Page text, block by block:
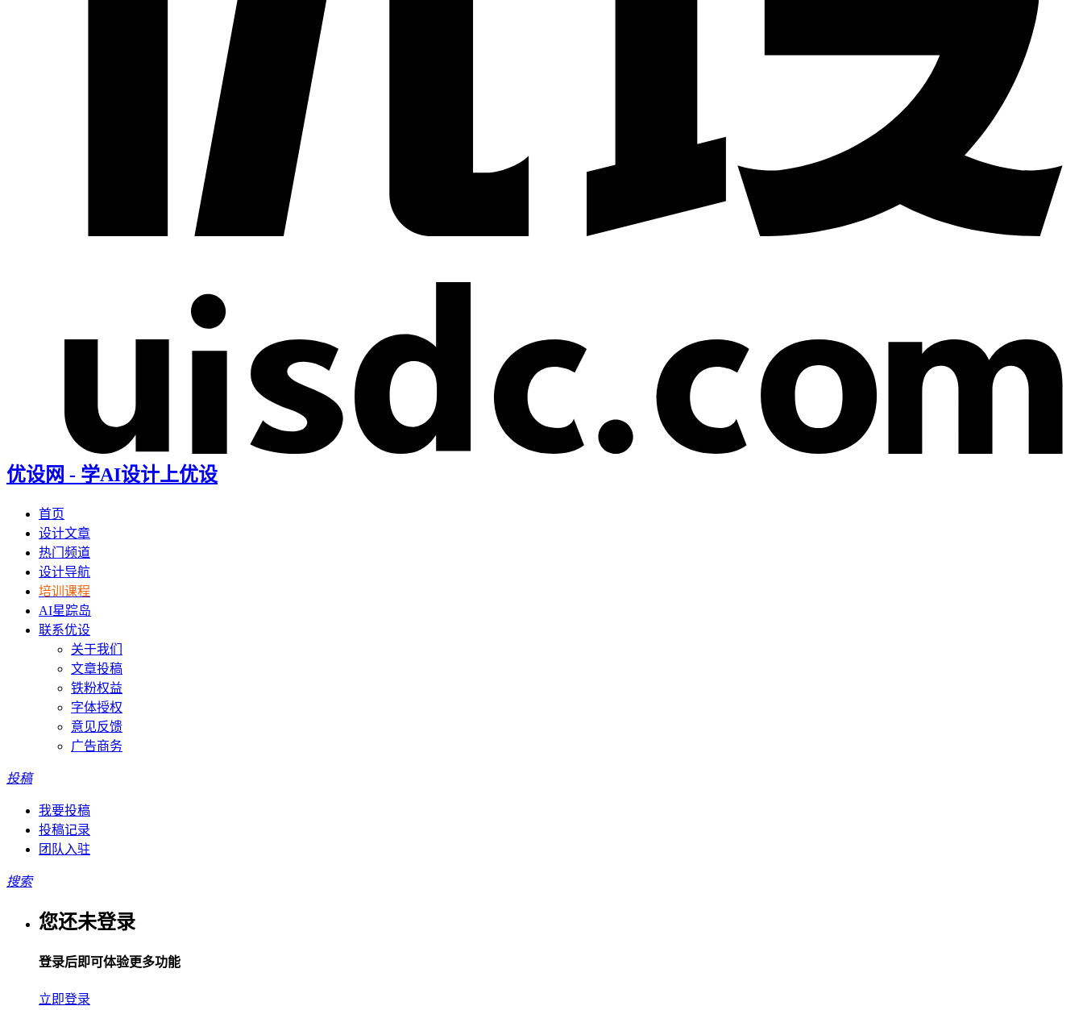
优设网 - 学AI设计上优设
首页
设计文章
热门频道
设计导航
培训课程
AI星踪岛
联系优设
关于我们
文章投稿
铁粉权益
字体授权
意见反馈
广告商务
投稿
我要投稿
投稿记录
团队入驻
搜索
您还未登录
登录后即可体验更多功能
立即登录